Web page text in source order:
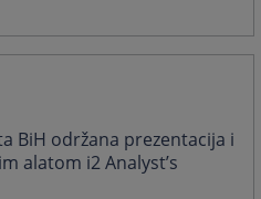
BiH održana prezentacija i
alatom i2 Analyst’s